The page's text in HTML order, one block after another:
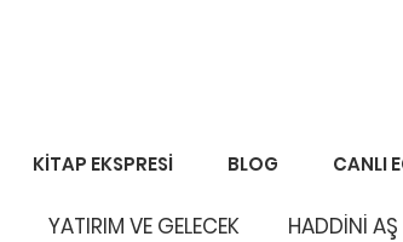
KİTAP EKSPRESİ BLOG CANLI
YATIRIM VE GELECEK HADDİNİ AŞ